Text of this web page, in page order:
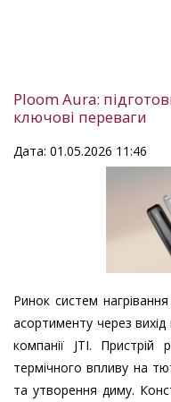
Ploom Aura:
ключові переваги
Дата: 01.05.2026 11:46
Ринок систем
асортименту через вихід
компанії JTI. Пристрій
термічного впливу на
та утворення диму.